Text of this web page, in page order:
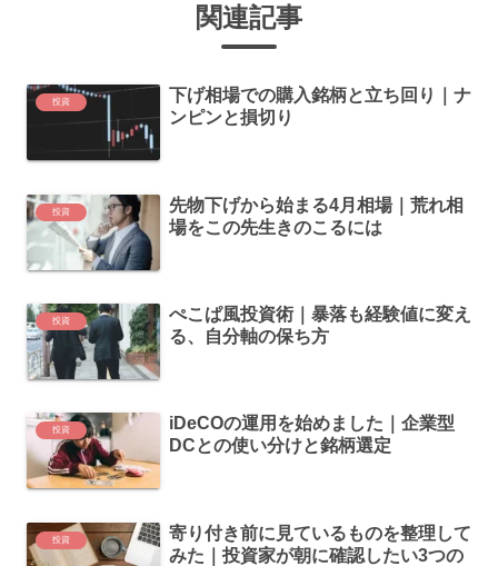
関連記事
投資
下げ相場での購入銘柄と立ち回り｜ナ
ンピンと損切り
投資
先物下げから始まる4月相場｜荒れ相
場をこの先生きのこるには
投資
ぺこぱ風投資術｜暴落も経験値に変え
る、自分軸の保ち方
投資
iDeCOの運用を始めました｜企業型
DCとの使い分けと銘柄選定
投資
寄り付き前に見ているものを整理して
みた｜投資家が朝に確認したい3つの